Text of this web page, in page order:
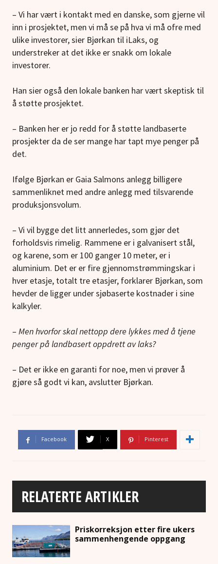
– Vi har vært i kontakt med en danske, som gjerne vil
inn i prosjektet, men vi må se på hva vi må ofre med
ulike investorer, sier Bjørkan til iLaks, og
understreker at det ikke er snakk om lokale
investorer.
Han sier også den lokale banken har vært skeptisk til
å støtte prosjektet.
– Banken her er jo redd for å støtte landbaserte
prosjekter da de ser mange har tapt mye penger på
det.
Ifølge Bjørkan er Gaia Salmons anlegg billigere
sammenliknet med andre anlegg med tilsvarende
produksjonsvolum.
– Vi vil bygge det litt annerledes, som gjør det
forholdsvis rimelig. Rammene er i galvanisert stål,
og karene, som er 100 ganger 10 meter, er i
aluminium. Det er er fire gjennomstrømmingskar i
hver etasje, totalt tre etasjer, forklarer Bjørkan, som
hevder de ligger under sjøbaserte kostnader i sine
kalkyler.
– Men hvorfor skal nettopp dere lykkes med å tjene
penger på landbasert oppdrett av laks?
– Det er ikke en garanti for noe, men vi prøver å
gjøre så godt vi kan, avslutter Bjørkan.
Facebook X Pinterest
RELATERTE ARTIKLER
Priskorreksjon etter fire ukers
sammenhengende oppgang